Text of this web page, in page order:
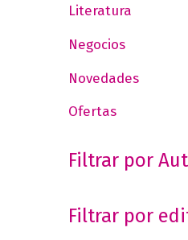
Literatura
Negocios
Novedades
Ofertas
Filtrar por
Filtrar por